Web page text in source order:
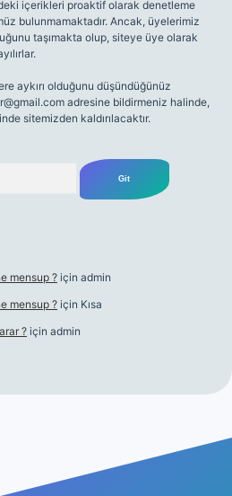
içerikleri proaktif olarak denetleme
bulunmamaktadır. Ancak, üyelerimiz
taşımakta olup, siteye üye olarak
aykırı olduğunu düşündüğünüz
adresine bildirmeniz halinde,
sitemizden kaldırılacaktır.
mensup ? için admin
mensup ? için Kısa
? için admin
m elexbet